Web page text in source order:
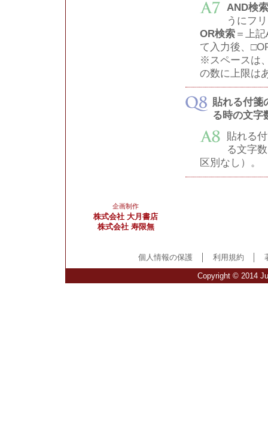
AND検索
うにフ
OR検索 ＝上
て入力後、
※スペースは
の数に上限は
貼れる付箋
る時の文字
貼れる
る文字
区別なし）。
企画制作
株式会社 大月書店
株式会社 寿限無
個人情報の保護 利用規約
Copyright © 2014